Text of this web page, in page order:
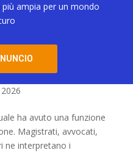
ampia per un mondo
sfida: quando un
un input per
ha avuto una funzione
Magistrati, avvocati,
ne interpretano i